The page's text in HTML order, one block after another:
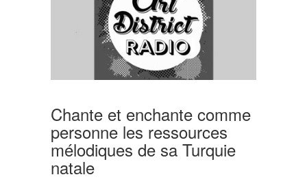
Chante et enchante comme
personne les ressources
mélodiques de sa Turquie
natale